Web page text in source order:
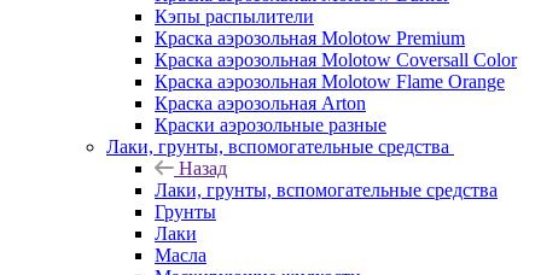
Кэпы распылители
Краска аэрозольная Molotow Premium
Краска аэрозольная Molotow Coversall Color
Краска аэрозольная Molotow Flame Orange
Краска аэрозольная Arton
Краски аэрозольные разные
Лаки, грунты, вспомогательные средства
Назад
Лаки, грунты, вспомогательные средства
Грунты
Лаки
Масла